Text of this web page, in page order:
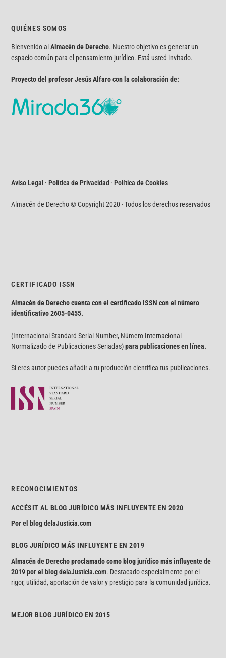
QUIÉNES SOMOS
Bienvenido alAlmacén de Derecho. Nuestro objetivo es generar un
espacio común para el pensamiento jurídico. Está usted invitado.
Proyecto del profesor Jesús Alfaro con la colaboración de:
Aviso Legal · Política de Privacidad ·Política de Cookies
Almacén de Derecho © Copyright 2020 · Todos los derechos reservados
CERTIFICADO ISSN
Almacén de Derecho cuenta con el certificado ISSN con el número
identificativo2605-0455.
(Internacional Standard Serial Number, Número Internacional
Normalizado de Publicaciones Seriadas)para publicaciones en línea.
Si eres autor puedes añadir a tu producción científica tus publicaciones.
RECONOCIMIENTOS
ACCÉSIT AL BLOG JURÍDICO MÁS INFLUYENTE EN 2020
Por el blogdelaJusticia.com
BLOG JURÍDICO MÁS INFLUYENTE EN 2019
Almacén de Derecho proclamado como blog jurídico más influyente de
2019 por el blogdelaJusticia.com. Destacado especialmente por el
rigor, utilidad, aportación de valor y prestigio para la comunidad jurídica.
MEJOR BLOG JURÍDICO EN 2015